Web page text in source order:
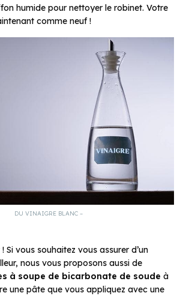
humide pour nettoyer le robinet. Votre
comme neuf !
DU VINAIGRE BLANC –
Si vous souhaitez vous assurer d’un
nous vous proposons aussi de
à soupe de bicarbonate de soude à
une pâte que vous appliquez avec une